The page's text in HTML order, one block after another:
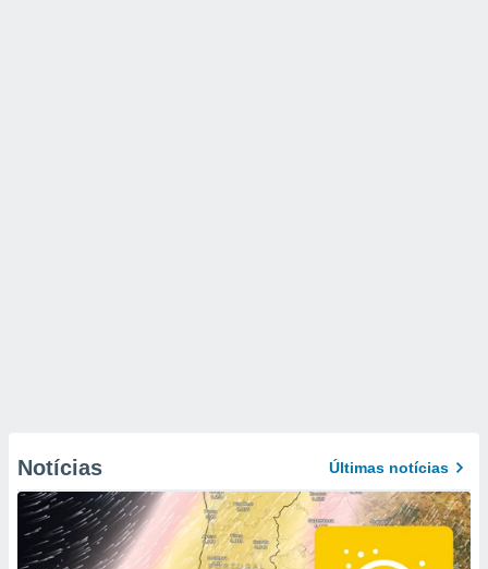
Notícias Últimas notícias